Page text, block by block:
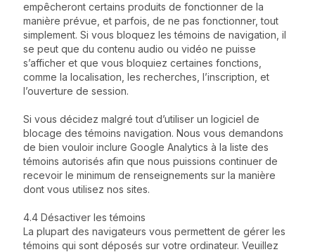
empêcheront certains produits de fonctionner de la
manière prévue, et parfois, de ne pas fonctionner, tout
simplement. Si vous bloquez les témoins de navigation, il
se peut que du contenu audio ou vidéo ne puisse
s’afficher et que vous bloquiez certaines fonctions,
comme la localisation, les recherches, l’inscription, et
l’ouverture de session.
Si vous décidez malgré tout d’utiliser un logiciel de
blocage des témoins navigation. Nous vous demandons
de bien vouloir inclure Google Analytics à la liste des
témoins autorisés afin que nous puissions continuer de
recevoir le minimum de renseignements sur la manière
dont vous utilisez nos sites.
4.4 Désactiver les témoins
La plupart des navigateurs vous permettent de gérer les
témoins qui sont déposés sur votre ordinateur. Veuillez